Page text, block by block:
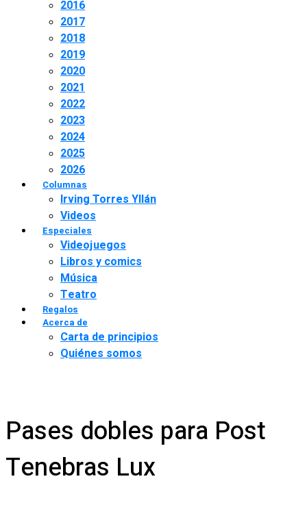
2016
2017
2018
2019
2020
2021
2022
2023
2024
2025
2026
Columnas
Irving Torres Yllán
Videos
Especiales
Videojuegos
Libros y comics
Música
Teatro
Regalos
Acerca de
Carta de principios
Quiénes somos
Pases dobles para Post
Tenebras Lux